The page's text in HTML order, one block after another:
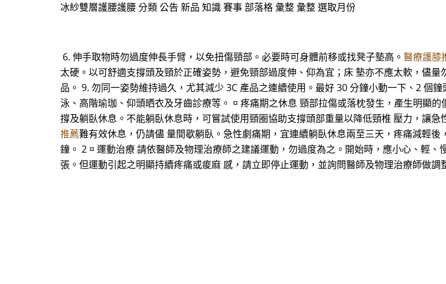
冰紗雙層護腰護腰 分類 公告 新品 知識 賽事 部落格 彙整 彙整 選取月份
6. 伸手取物時勿過度伸長手臂，以免扭傷頸部。必要時可身體前移或找凳子墊高。 醫療護膝
太硬。以可舒適支撐頭及頸於正確姿勢，避免頸部過度伸、仰為宜；床 墊亦不應太軟，儘
品。 9. 勿同一姿勢維持過久，尤其減少 3C 產品之連續使用。最好 30 分鐘小動一下、2 個
泳、高階瑜珈、仰頭晒衣及牙齒診療等。 ¤ 疼痛期之休息 頸部拉傷或落枕發生，產生明顯
撐及躺臥休息。不能躺臥休息時，可嘗試使用頸圈協助支撐頭部重量以降低頸椎 壓力，讓
推薦難有效休息，仍請儘 量間歇躺臥。急性劇痛期，宜連續躺臥休息兩至三天，疼痛減輕
鐘。 2 ¤ 運動治療 請依醫師及物理治療師之建議運動，勿過度為之。開始時，應小心、輕
張。但運動引起之明顯持續疼痛或痠麻 感，請立即停止運動，並詢問醫師及物理治療師做